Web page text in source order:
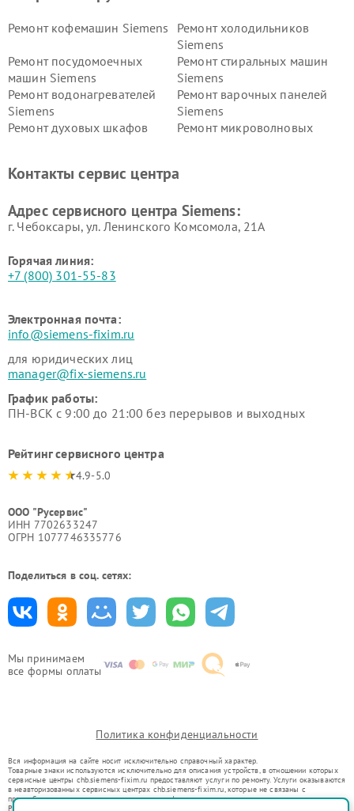
Мы принимаем
все формы оплаты
Ремонт кофемашин Siemens
Ремонт холодильников
Siemens
Ремонт посудомоечных
машин Siemens
Ремонт стиральных машин
Siemens
Ремонт водонагревателей
Siemens
Ремонт варочных панелей
Siemens
Ремонт духовых шкафов
Ремонт микроволновых
Siemens
Siemens
Siemens
Siemens
Контакты сервис центра
Адрес сервисного центра Siemens:
г. Чебоксары, ул. Ленинского Комсомола, 21А
Горячая линия:
+7 (800) 301-55-83
Электронная почта:
info@siemens-fixim.ru
для юридических лиц
manager@fix-siemens.ru
График работы:
ПН-ВСК с 9:00 до 21:00 без перерывов и выходных
Рейтинг сервисного центра
4.9-5.0
ООО "Русервис"
ИНН 7702633247
ОГРН 1077746335776
Поделиться в соц. сетях:
Политика конфиденциальности
Вся информация на сайте носит исключительно справочный характер.
Товарные знаки используются исключительно для описания устройств, в отношении которых
сервисные центры chb.siemens-fixim.ru предоставляют услуги по ремонту. Услуги оказываются
в неавторизованных сервисных центрах chb.siemens-fixim.ru, которые не связаны с
правообладателями товарных знаков или их официальными представителями.
Ремонт осуществляется для устройств, уже введенных в гражданский оборот в соответствии